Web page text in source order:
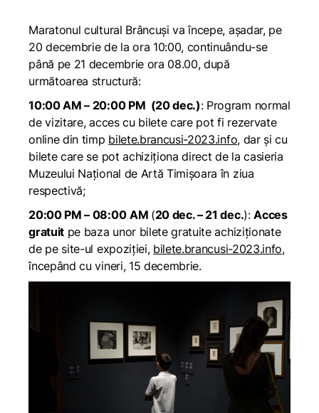
Maratonul cultural Brâncuși va începe, așadar, pe
20 decembrie de la ora 10:00, continuându-se
până pe 21 decembrie ora 08.00, după
următoarea structură:
10:00 AM – 20:00 PM (20 dec.): Program normal
de vizitare, acces cu bilete care pot fi rezervate
online din timp bilete.brancusi-2023.info, dar și cu
bilete care se pot achiziționa direct de la casieria
Muzeului Național de Artă Timișoara în ziua
respectivă;
20:00 PM – 08:00 AM (20 dec. – 21 dec.):Acces
gratuit pe baza unor bilete gratuite achiziționate
de pe site-ul expoziției, bilete.brancusi-2023.info,
începând cu vineri, 15 decembrie.